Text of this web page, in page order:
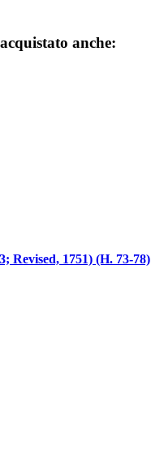
anche:
Revised, 1751) (H. 73-78)